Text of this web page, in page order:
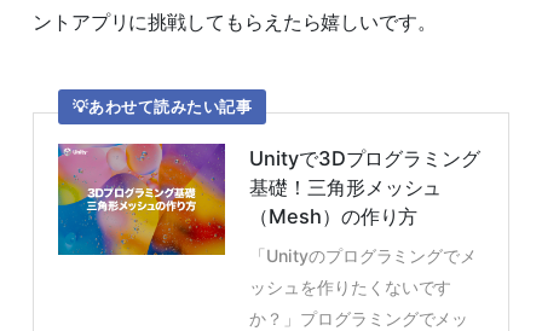
ントアプリに挑戦してもらえたら嬉しいです。
あわせて読みたい記事
Unityで3Dプログラミング
基礎！三角形メッシュ
（Mesh）の作り方
「Unityのプログラミングでメ
ッシュを作りたくないです
か？」プログラミングでメッ